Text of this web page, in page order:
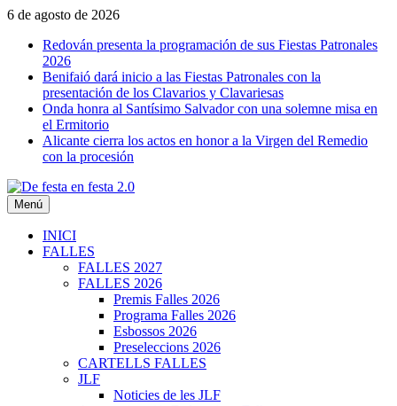
Saltar
contenido
6 de agosto de 2026
Redován presenta la programación de sus Fiestas Patronales
2026
Benifaió dará inicio a las Fiestas Patronales con la
presentación de los Clavarios y Clavariesas
Onda honra al Santísimo Salvador con una solemne misa en
el Ermitorio
Alicante cierra los actos en honor a la Virgen del Remedio
con la procesión
De festa en festa 2.0
Menú
INICI
FALLES
FALLES 2027
FALLES 2026
Premis Falles 2026
Programa Falles 2026
Esbossos 2026
Preseleccions 2026
CARTELLS FALLES
JLF
Noticies de les JLF